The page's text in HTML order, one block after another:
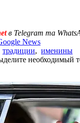
в Telegram та
News
традиции, именины
необходимый